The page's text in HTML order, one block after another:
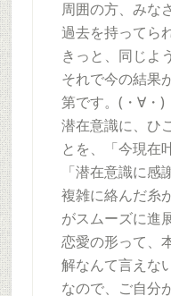
周囲の方、みな
過去を持ってら
きっと、同じよ
それで今の結果
第です。(・∀・)
潜在意識に、ひ
とを、「今現在
「潜在意識に感
複雑に絡んだ糸
がスムーズに進
恋愛の形って、
解なんて言えな
なので、ご自分